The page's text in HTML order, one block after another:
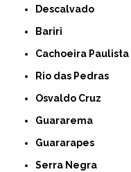
Descalvado
Bariri
Cachoeira Paulista
Rio das Pedras
Osvaldo Cruz
Guararema
Guararapes
Serra Negra